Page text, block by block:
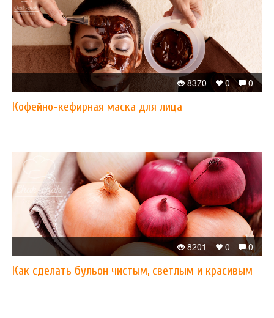
0
0
8370
Кофейно-кефирная маска для лица
0
0
8201
Как сделать бульон чистым, светлым и красивым